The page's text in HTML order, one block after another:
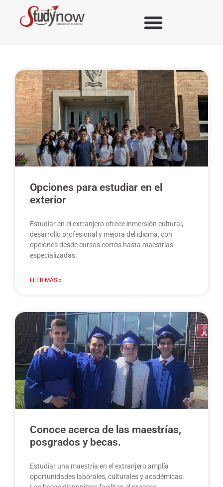
Opciones para estudiar en el
exterior
Estudiar en el extranjero ofrece inmersión cultural,
desarrollo profesional y mejora del idioma, con
opciones desde cursos cortos hasta maestrías
especializadas.
LEER MÁS »
Conoce acerca de las maestrías,
posgrados y becas.
Estudiar una maestría en el extranjero amplía
oportunidades laborales, culturales y académicas.